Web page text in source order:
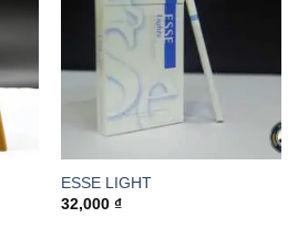
ESSE LIGHT
32,000 ₫